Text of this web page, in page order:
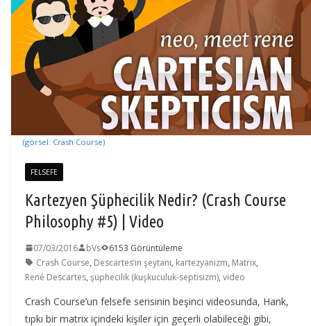
(görsel: Crash Course)
FELSEFE
Kartezyen Şüphecilik Nedir? (Crash Course
Philosophy #5) | Video
07/03/2016 bVs
6153 Görüntüleme
Crash Course, Descartes’ın şeytanı, kartezyanizm, Matrix,
René Descartes, şüphecilik (kuşkuculuk-septisizm), video
Crash Course’un felsefe serisinin beşinci videosunda, Hank,
tıpkı bir matrix içindeki kişiler için geçerli olabileceği gibi,